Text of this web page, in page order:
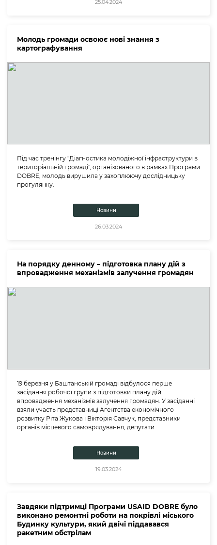
25.04.2024
Молодь громади освоює нові знання з
картографування
Під час тренінгу "Діагностика молодіжної інфраструктури в
територіальній громаді", організованого в рамках Програми
DOBRE, молодь вирушила у захоплюючу дослідницьку
прогулянку.
Новини
26.03.2024
На порядку денному – підготовка плану дій з
впровадження механізмів залучення громадян
19 березня у Баштанській громаді відбулося перше
засідання робочої групи з підготовки плану дій
впровадження механізмів залучення громадян. У засіданні
взяли участь представниці Агентства економічного
розвитку Ріта Жукова і Вікторія Савчук, представники
органів місцевого самоврядування, депутати
Новини
19.03.2024
Завдяки підтримці Програми USAID DOBRE було
виконано ремонтні роботи на покрівлі міського
Будинку культури, який двічі піддавався
ракетним обстрілам